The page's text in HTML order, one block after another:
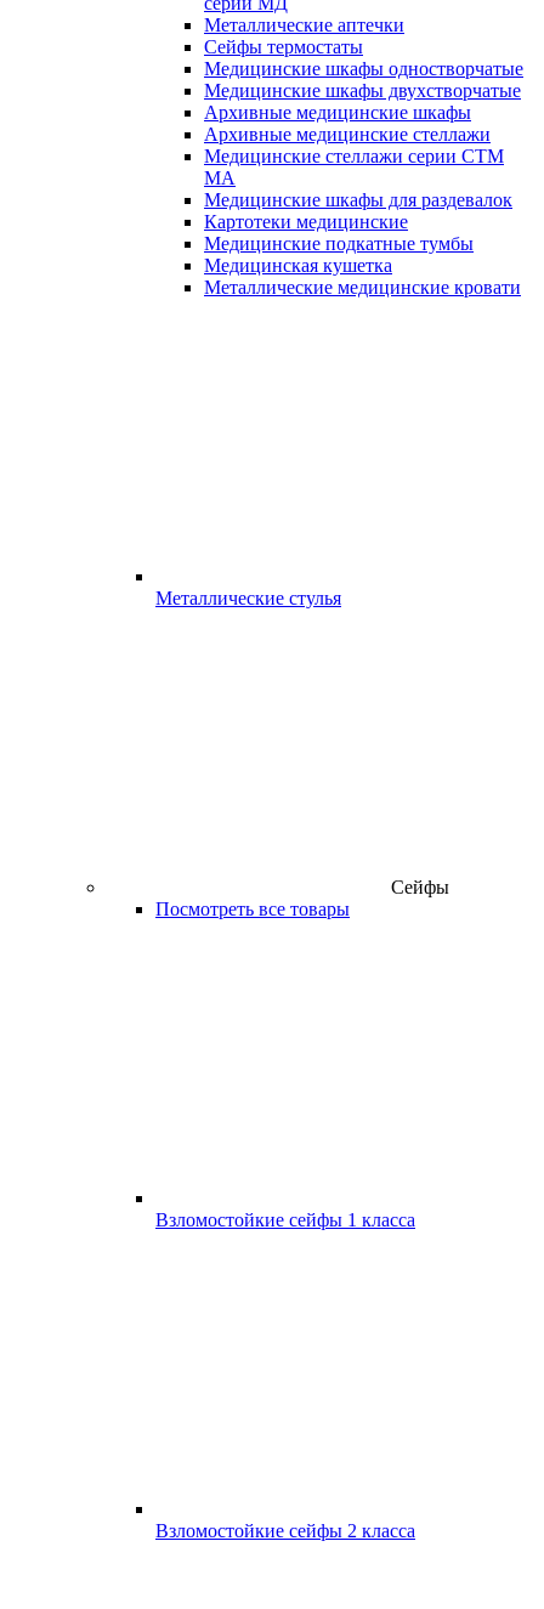
Металлические аптечки
Сейфы термостаты
Медицинские шкафы одностворчатые
Медицинские шкафы двухстворчатые
Архивные медицинские шкафы
Архивные медицинские стеллажи
Медицинские стеллажи серии СТМ
МА
Медицинские шкафы для раздевалок
Картотеки медицинские
Медицинские подкатные тумбы
Медицинская кушетка
Металлические медицинские кровати
Металлические стулья
Сейфы
Посмотреть все товары
Взломостойкие сейфы 1 класса
Взломостойкие сейфы 2 класса